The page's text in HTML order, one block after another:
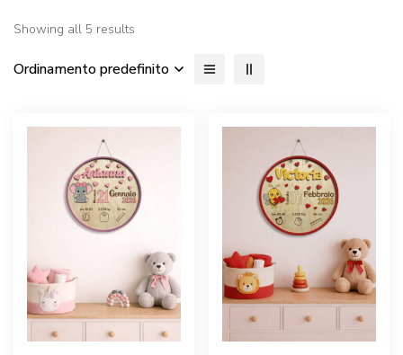
Showing all 5 results
Ordinamento predefinito